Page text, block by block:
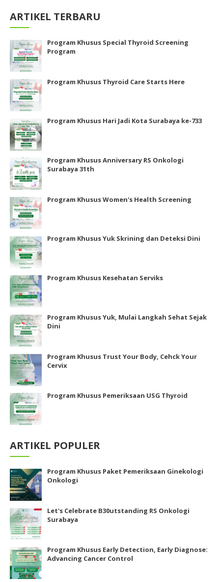
ARTIKEL TERBARU
Program Khusus Special Thyroid Screening
Program
Program Khusus Thyroid Care Starts Here
Program Khusus Hari Jadi Kota Surabaya ke-733
Program Khusus Anniversary RS Onkologi
Surabaya 31th
Program Khusus Women's Health Screening
Program Khusus Yuk Skrining dan Deteksi Dini
Program Khusus Kesehatan Serviks
Program Khusus Yuk, Mulai Langkah Sehat Sejak
Dini
Program Khusus Trust Your Body, Cehck Your
Cervix
Program Khusus Pemeriksaan USG Thyroid
ARTIKEL POPULER
Program Khusus Paket Pemeriksaan Ginekologi
Onkologi
Let's Celebrate B30utstanding RS Onkologi
Surabaya
Program Khusus Early Detection, Early Diagnose:
Advancing Cancer Control